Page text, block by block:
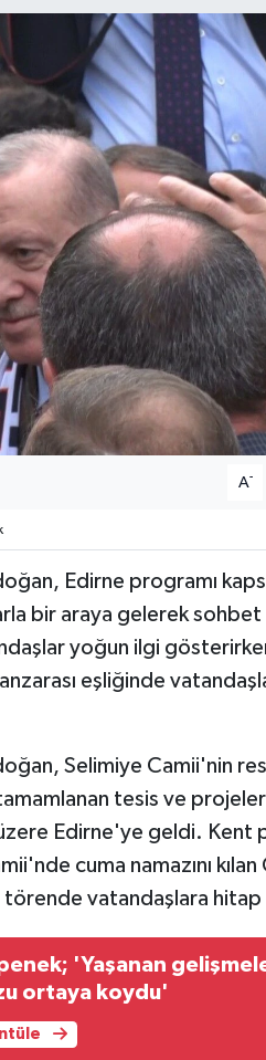
A-
Edirne programı
bir araya gelerek
yoğun ilgi
eşliğinde
Selimiye Camii'nin
tesis ve
Edirne'ye geldi. Kent
cuma namazını kılan
törende vatandaşlara
'Yaşanan
ortaya koydu'